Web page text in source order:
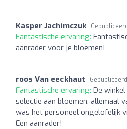
Kasper Jachimczuk
Fantastische ervaring:
aanrader voor je bloemen!
roos Van eeckhaut
Fantastische ervaring: De
selectie aan bloemen, allemaal
was het personeel ongelofelijk
Een aanrader!